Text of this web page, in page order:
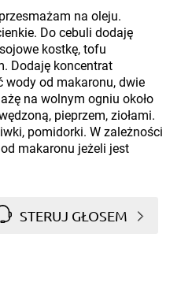
na oleju.
Do cebuli dodaję
kostkę, tofu
Dodaję koncentrat
wody od makaronu, dwie
na wolnym ogniu około
pieprzem, ziołami.
pomidorki. W zależności
makaronu jeżeli jest
STERUJ GŁOSEM